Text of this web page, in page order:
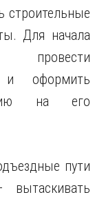
строительные
Для начала
провести
и оформить
на его
пути